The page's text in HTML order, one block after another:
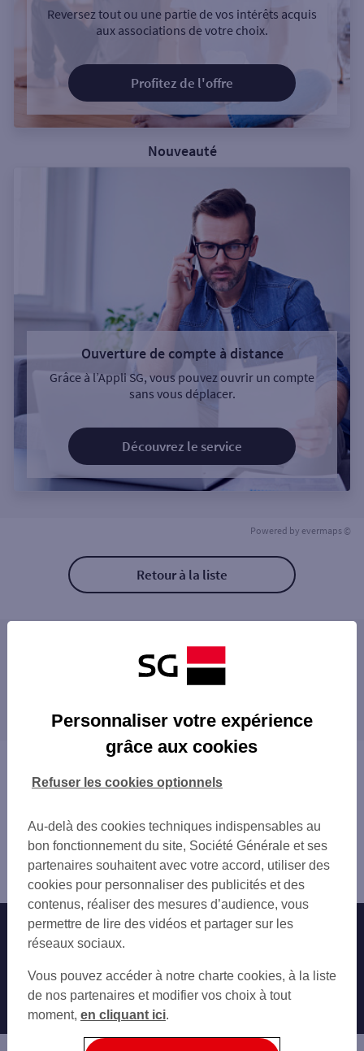
Reversez tout ou une partie de vos intérêts acquis
aux associations de votre choix.
Profitez de l'offre
Nouveauté
Ouverture de compte à distance
Grâce à l’Appli SG, vous pouvez ouvrir un compte
sans vous déplacer.
Découvrez le service
Powered by evermaps ©
Retour à la liste
Les distributeurs/automates à proximité
CYSOING 53 PL DE LA REPUBLIQUE
BAISIEUX 70B PL GAL DE GAULLE
BAISIEUX 123 RUE LOUIS DEFFONTAINE
VILLENEUVE D'ASCQ 46 RUE DES FUSILL
VILLENEUVE D'ASCQ 23 RUE DE LA STAT
VILLENEUVE D'ASCQ 12 RUE PASTEUR
VILLENEUVE ASCQ VALMY
VILLENEUVE D ASCQ REP
LEROY MERLIN LEZENNES
LEROY MERLIN LEZENNES
PONT A MARCQ 116 RUE NATIONALE
VILLENEUVE D'ASCQ 135 RUE DU 8 MAI
HELLEMMES LILLE 206 RUE ROGER SALEN
DECATHLON CAMPUS
proximité
VILLENEUVE-D'ASCQ
FACHES-THUMESNIL
LYS-LEZ-LANNOY
WATTIGNIES
CROIX
WASQUEHAL
SECLIN
LILLE
MARCQ-EN-BAROEUL
LA MADELEINE
ROUBAIX
WATTRELOS
Vous êtes ici : Accueil
Trouver une agence bancaire
Nord
Cysoing
Distributeur/automate CYSOING 72 PL DE LA
REPUBLIQUE
Nos engagements Nous contacter
Autres sites SG
Professionnels
Entreprises
Personnaliser votre expérience
grâce aux cookies
Au-delà des cookies techniques indispensables au
bon fonctionnement du site, Société Générale et ses
partenaires souhaitent avec votre accord, utiliser des
cookies pour personnaliser des publicités et des
contenus, réaliser des mesures d’audience, vous
permettre de lire des vidéos et partager sur les
réseaux sociaux.
Vous pouvez accéder à notre charte cookies, à la liste
de nos partenaires et modifier vos choix à tout
moment, en cliquant ici.
Refuser les cookies optionnels